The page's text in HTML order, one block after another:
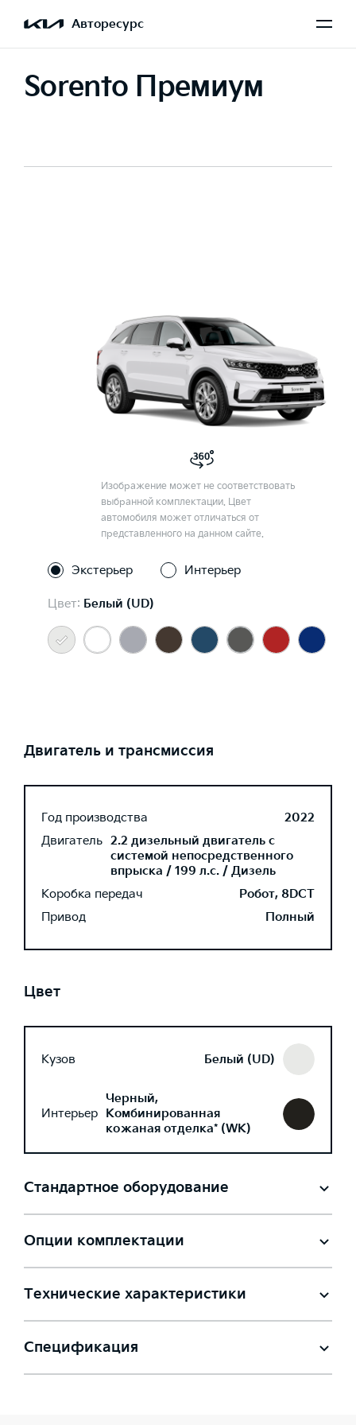
Авторесурс
Sorento Премиум
Изображение может не соответствовать
выбранной комплектации. Цвет
автомобиля может отличаться от
представленного на данном сайте.
Экстерьер Интерьер
Цвет: Белый (UD)
Двигатель и трансмиссия
Год производства
2022
Двигатель 2.2 дизельный двигатель с
системой непосредственного
впрыска / 199 л.с. / Дизель
Коробка передач
Робот, 8DCT
Привод
Полный
Цвет
Кузов Белый (UD)
Интерьер
Черный,
Комбинированная
кожаная отделка* (WK)
Стандартное оборудование
Опции комплектации
Технические характеристики
Спецификация